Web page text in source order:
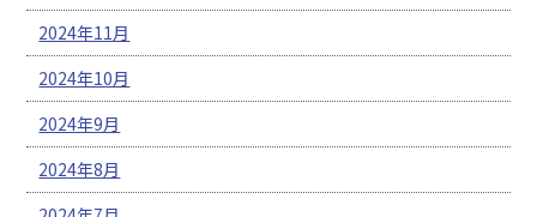
2024年11月
2024年10月
2024年9月
2024年8月